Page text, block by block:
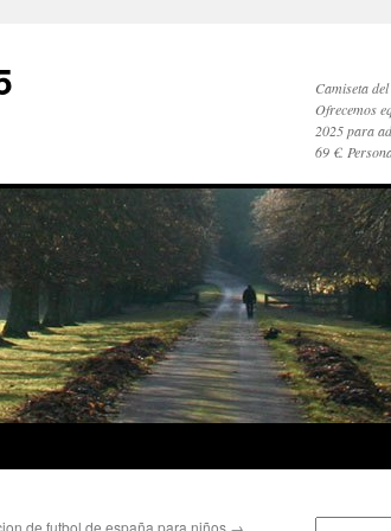
Camiseta
Ofrecemos
2025 para
69 €.
de futbol de españa para niños →